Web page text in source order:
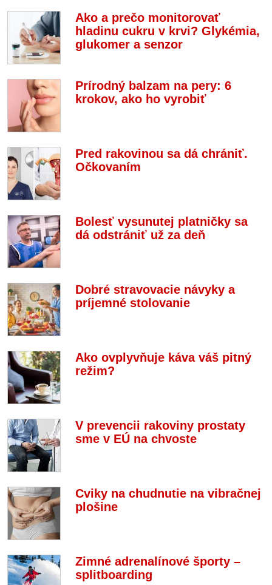
Ako a prečo monitorovať
hladinu cukru v krvi? Glykémia,
glukomer a senzor
Prírodný balzam na pery: 6
krokov, ako ho vyrobiť
Pred rakovinou sa dá chrániť.
Očkovaním
Bolesť vysunutej platničky sa
dá odstrániť už za deň
Dobré stravovacie návyky a
príjemné stolovanie
Ako ovplyvňuje káva váš pitný
režim?
V prevencii rakoviny prostaty
sme v EÚ na chvoste
Cviky na chudnutie na vibračnej
plošine
Zimné adrenalínové športy –
splitboarding